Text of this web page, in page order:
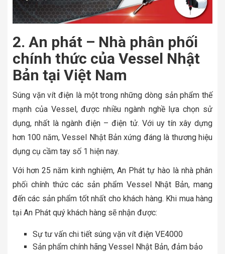
2. An phát – Nhà phân phối
chính thức của Vessel Nhật
Bản tại Việt Nam
Súng vặn vít điện là một trong những dòng sản phẩm thế
mạnh của Vessel, được nhiều ngành nghề lựa chọn sử
dụng, nhất là ngành điện – điện tử. Với uy tín xây dựng
hơn 100 năm, Vessel Nhật Bản xứng đáng là thương hiệu
dụng cụ cầm tay số 1 hiện nay.
Với hơn 25 năm kinh nghiệm, An Phát tự hào là nhà phân
phối chính thức các sản phẩm Vessel Nhật Bản, mang
đến các sản phẩm tốt nhất cho khách hàng. Khi mua hàng
tại An Phát quý khách hàng sẽ nhận được:
Sự tư vấn chi tiết súng vặn vít điện VE4000
Sản phẩm chính hãng Vessel Nhật Bản, đảm bảo